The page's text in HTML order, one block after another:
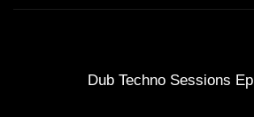
Dub Techno Sessions